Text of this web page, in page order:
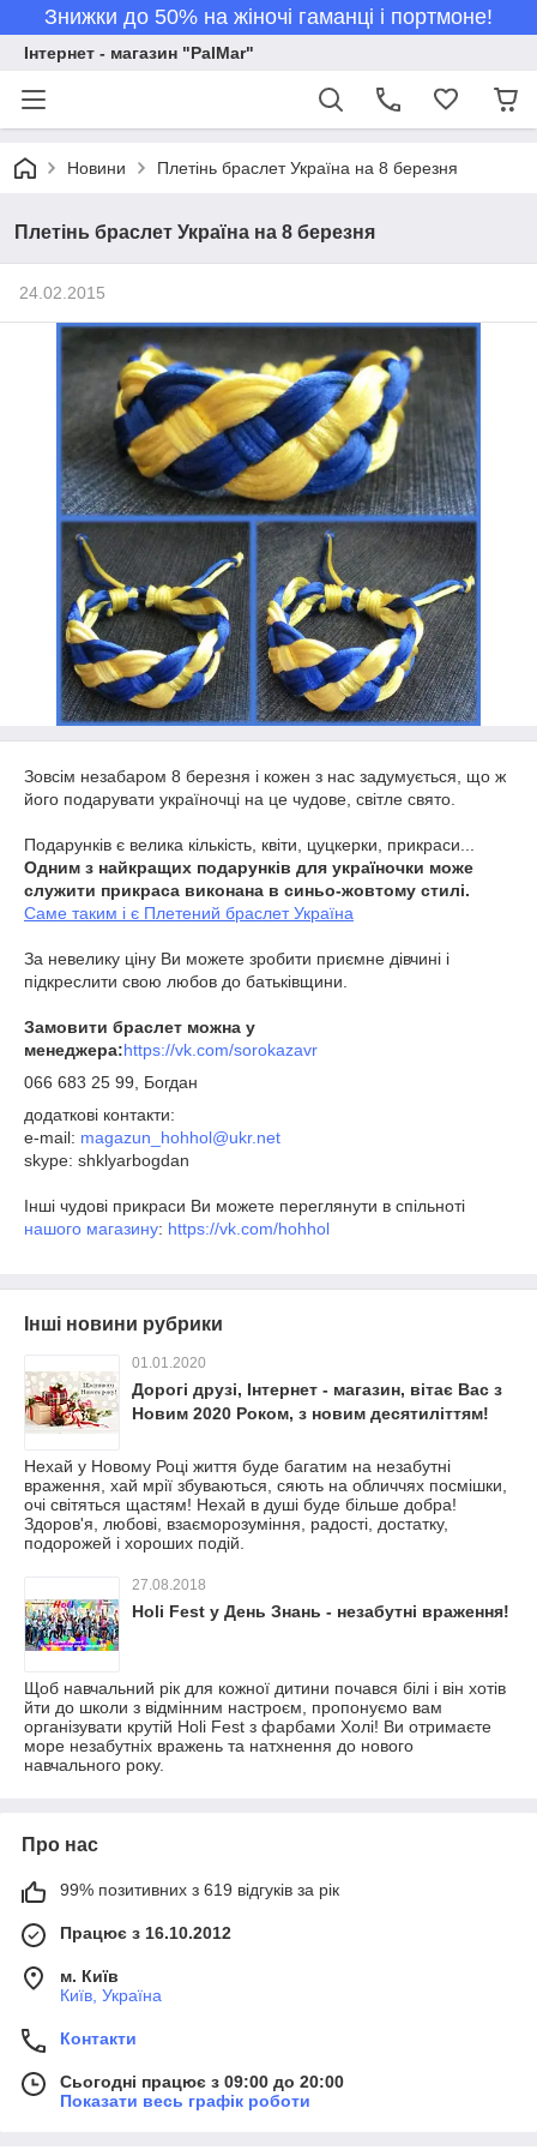
Знижки до 50% на жіночі гаманці і портмоне!
Інтернет - магазин "PalMar"
Новини Плетінь браслет Україна на 8 березня
Плетінь браслет Україна на 8 березня
24.02.2015
Зовсім незабаром 8 березня і кожен з нас задумується, що ж
його подарувати україночці на це чудове, світле свято.
Подарунків є велика кількість, квіти, цуцкерки, прикраси...
Одним з найкращих подарунків для україночки може
служити прикраса виконана в синьо-жовтому стилі.
Саме таким і є Плетений браслет Україна
За невелику ціну Ви можете зробити приємне дівчині і
підкреслити свою любов до батьківщини.
Замовити браслет можна у
менеджера:https://vk.com/sorokazavr
066 683 25 99, Богдан
додаткові контакти:
e-mail: magazun_hohhol@ukr.net
skype: shklyarbogdan
Інші чудові прикраси Ви можете переглянути в спільноті
нашого магазину: https://vk.com/hohhol
Інші новини рубрики
01.01.2020
Дорогі друзі, Інтернет - магазин, вітає Вас з
Новим 2020 Роком, з новим десятиліттям!
Нехай у Новому Році життя буде багатим на незабутні
враження, хай мрії збуваються, сяють на обличчях посмішки,
очі світяться щастям! Нехай в душі буде більше добра!
Здоров'я, любові, взаєморозуміння, радості, достатку,
подорожей і хороших подій.
27.08.2018
Holi Fest у День Знань - незабутні враження!
Щоб навчальний рік для кожної дитини почався білі і він хотів
йти до школи з відмінним настроєм, пропонуємо вам
організувати крутій Holi Fest з фарбами Холі! Ви отримаєте
море незабутніх вражень та натхнення до нового
навчального року.
Про нас
99% позитивних з 619 відгуків за рік
Працює з 16.10.2012
м. Київ
Київ, Україна
Контакти
Сьогодні працює з 09:00 до 20:00
Показати весь графік роботи